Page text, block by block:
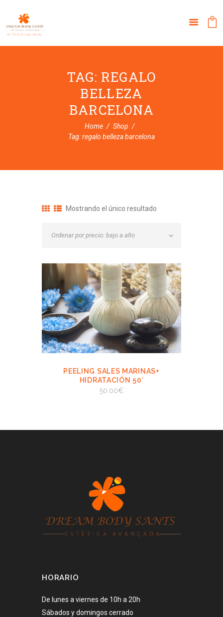
TAG: REGALO
BELLEZA
BARCELONA
Home
Shop
Tag: regalo belleza barcelona
Mostrando el único resultado
VIEW
AÑADIR AL
CARRITO
PEELING SALES MARINAS+
HIDRATACIÓN 50′
50.00€
HORARIO
De lunes a viernes de 10h a 20h
Sábados y domingos cerrado